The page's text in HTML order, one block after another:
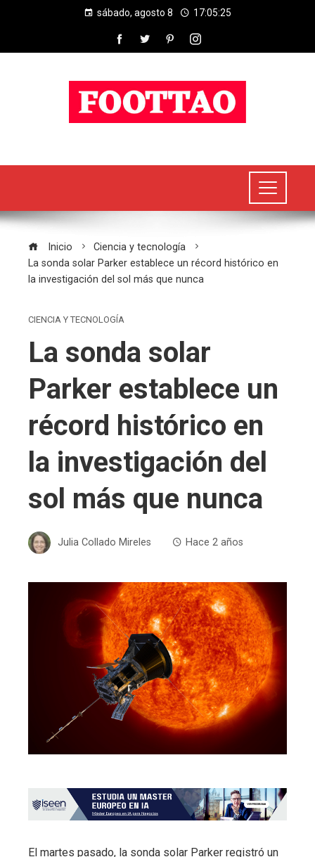
sábado, agosto 8 17:05:26
Inicio
Ciencia y tecnología
La sonda solar Parker establece un récord histórico en
la investigación del sol más que nunca
CIENCIA Y TECNOLOGÍA
La sonda solar
Parker establece un
récord histórico en
la investigación del
sol más que nunca
Julia Collado Mireles Hace 2 años
El martes pasado, la sonda solar Parker registró un